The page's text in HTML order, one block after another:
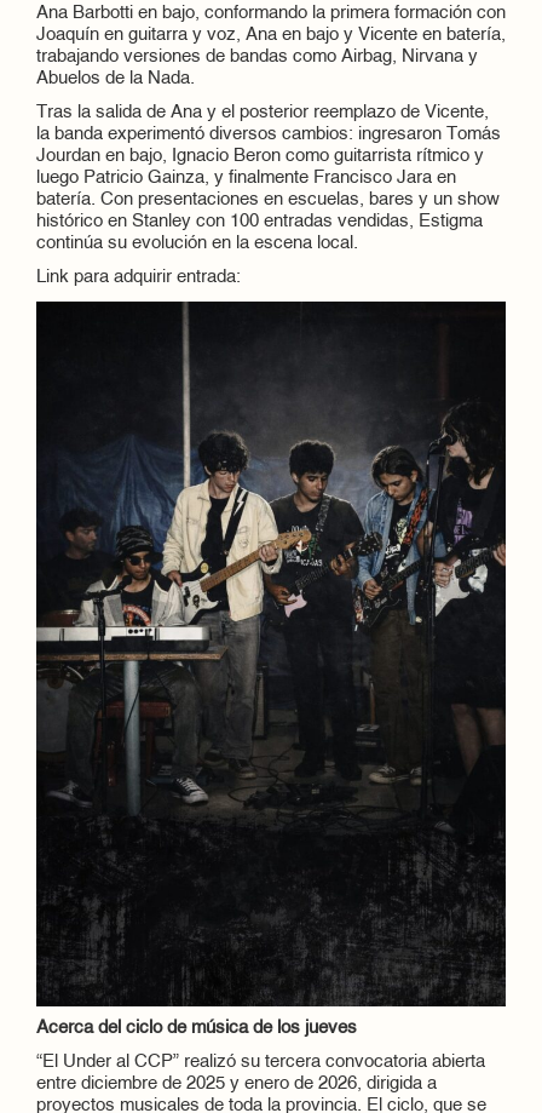
Ana Barbotti en bajo, conformando la primera formación con
Joaquín en guitarra y voz, Ana en bajo y Vicente en batería,
trabajando versiones de bandas como Airbag, Nirvana y
Abuelos de la Nada.
Tras la salida de Ana y el posterior reemplazo de Vicente,
la banda experimentó diversos cambios: ingresaron Tomás
Jourdan en bajo, Ignacio Beron como guitarrista rítmico y
luego Patricio Gainza, y finalmente Francisco Jara en
batería. Con presentaciones en escuelas, bares y un show
histórico en Stanley con 100 entradas vendidas, Estigma
continúa su evolución en la escena local.
Link para adquirir entrada:
Acerca del ciclo de música de los jueves
“El Under al CCP” realizó su tercera convocatoria abierta
entre diciembre de 2025 y enero de 2026, dirigida a
proyectos musicales de toda la provincia. El ciclo, que se